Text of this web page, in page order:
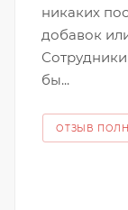
никаких
добавок
бы...
ОТЗЫВ